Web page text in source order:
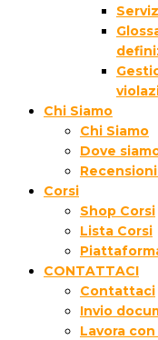
Chi Siamo
Chi Siamo
Dove
Corsi
Shop Corsi
Lista Corsi
CONTATTACI
Contattaci
Invio
Lavora